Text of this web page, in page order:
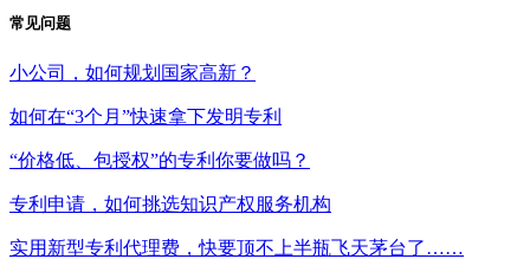
常见问题
小公司，如何规划国家高新？
如何在“3个月”快速拿下发明专利
“价格低、包授权”的专利你要做吗？
专利申请，如何挑选知识产权服务机构
实用新型专利代理费，快要顶不上半瓶飞天茅台了……